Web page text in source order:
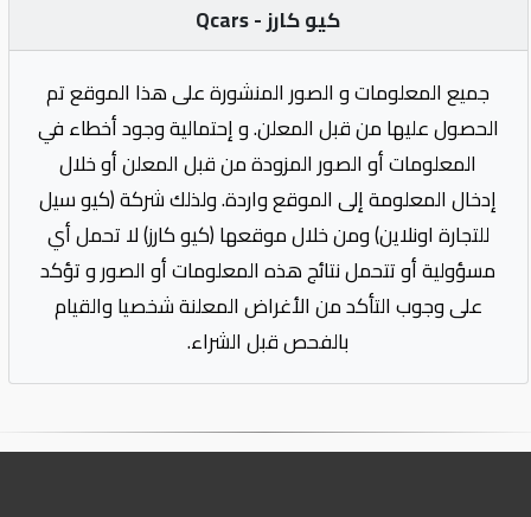
كيو كارز - Qcars
جميع المعلومات و الصور المنشورة على هذا الموقع تم
الحصول عليها من قبل المعلن. و إحتمالية وجود أخطاء في
المعلومات أو الصور المزودة من قبل المعلن أو خلال
إدخال المعلومة إلى الموقع واردة. ولذلك شركة (كيو سيل
للتجارة اونلاين) ومن خلال موقعها (كيو كارز) لا تحمل أي
مسؤولية أو تتحمل نتائج هذه المعلومات أو الصور و تؤكد
على وجوب التأكد من الأغراض المعلنة شخصيا والقيام
بالفحص قبل الشراء.